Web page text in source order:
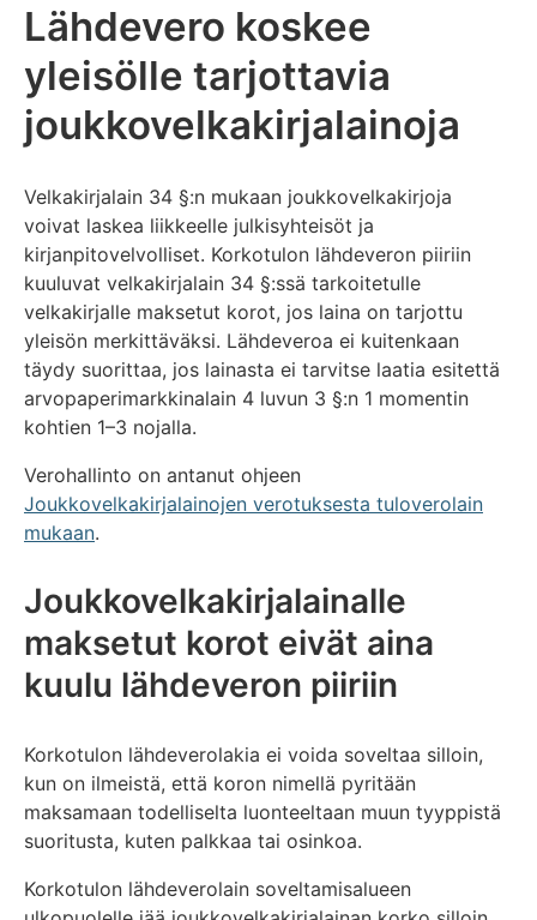
Lähdevero koskee
yleisölle tarjottavia
joukkovelkakirjalainoja
Velkakirjalain 34 §:n mukaan joukkovelkakirjoja
voivat laskea liikkeelle julkisyhteisöt ja
kirjanpitovelvolliset. Korkotulon lähdeveron piiriin
kuuluvat velkakirjalain 34 §:ssä tarkoitetulle
velkakirjalle maksetut korot, jos laina on tarjottu
yleisön merkittäväksi. Lähdeveroa ei kuitenkaan
täydy suorittaa, jos lainasta ei tarvitse laatia esitettä
arvopaperimarkkinalain 4 luvun 3 §:n 1 momentin
kohtien 1–3 nojalla.
Verohallinto on antanut ohjeen
Joukkovelkakirjalainojen verotuksesta tuloverolain
mukaan.
Joukkovelkakirjalainalle
maksetut korot eivät aina
kuulu lähdeveron piiriin
Korkotulon lähdeverolakia ei voida soveltaa silloin,
kun on ilmeistä, että koron nimellä pyritään
maksamaan todelliselta luonteeltaan muun tyyppistä
suoritusta, kuten palkkaa tai osinkoa.
Korkotulon lähdeverolain soveltamisalueen